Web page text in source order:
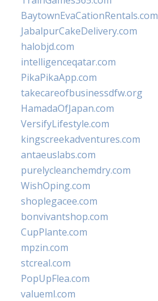
BaytownEvaCationRentals.com
JabalpurCakeDelivery.com
halobjd.com
intelligenceqatar.com
PikaPikaApp.com
takecareofbusinessdfw.org
HamadaOfJapan.com
VersifyLifestyle.com
kingscreekadventures.com
antaeuslabs.com
purelycleanchemdry.com
WishOping.com
shoplegacee.com
bonvivantshop.com
CupPlante.com
mpzin.com
stcreal.com
PopUpFlea.com
valueml.com